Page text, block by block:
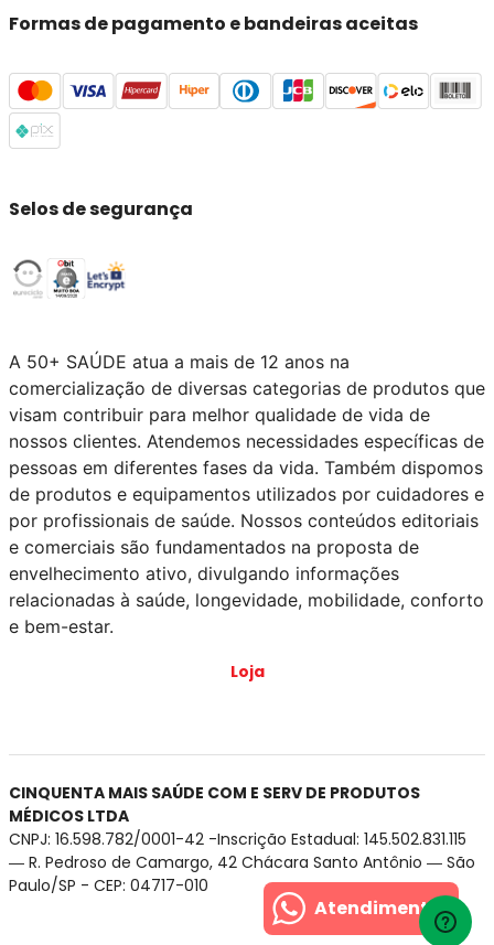
Atendimento
Formas de pagamento e bandeiras aceitas
Selos de segurança
A 50+ SAÚDE atua a mais de 12 anos na
comercialização de diversas categorias de produtos que
visam contribuir para melhor qualidade de vida de
nossos clientes. Atendemos necessidades específicas de
pessoas em diferentes fases da vida. Também dispomos
de produtos e equipamentos utilizados por cuidadores e
por profissionais de saúde. Nossos conteúdos editoriais
e comerciais são fundamentados na proposta de
envelhecimento ativo, divulgando informações
relacionadas à saúde, longevidade, mobilidade, conforto
e bem-estar.
Loja
CINQUENTA MAIS SAÚDE COM E SERV DE PRODUTOS
MÉDICOS LTDA
CNPJ: 16.598.782/0001-42 -Inscrição Estadual: 145.502.831.115
― R. Pedroso de Camargo, 42 Chácara Santo Antônio ― São
Paulo/SP - CEP: 04717-010